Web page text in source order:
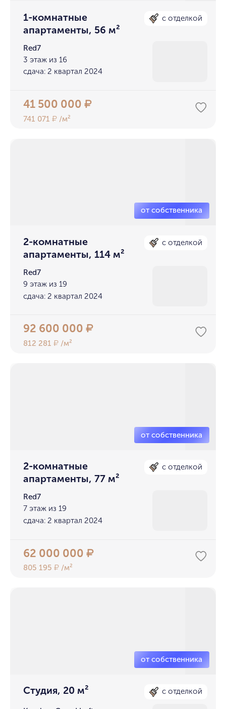
1-комнатные
апартаменты, 56 м²
с отделкой
Red7
3 этаж из 16
сдача: 2 квартал 2024
41 500 000₽
741 071₽ /м²
2-комнатные
апартаменты, 114 м²
с отделкой
Red7
9 этаж из 19
сдача: 2 квартал 2024
92 600 000₽
812 281₽ /м²
2-комнатные
апартаменты, 77 м²
с отделкой
Red7
7 этаж из 19
сдача: 2 квартал 2024
62 000 000₽
805 195₽ /м²
Студия, 20 м² с отделкой